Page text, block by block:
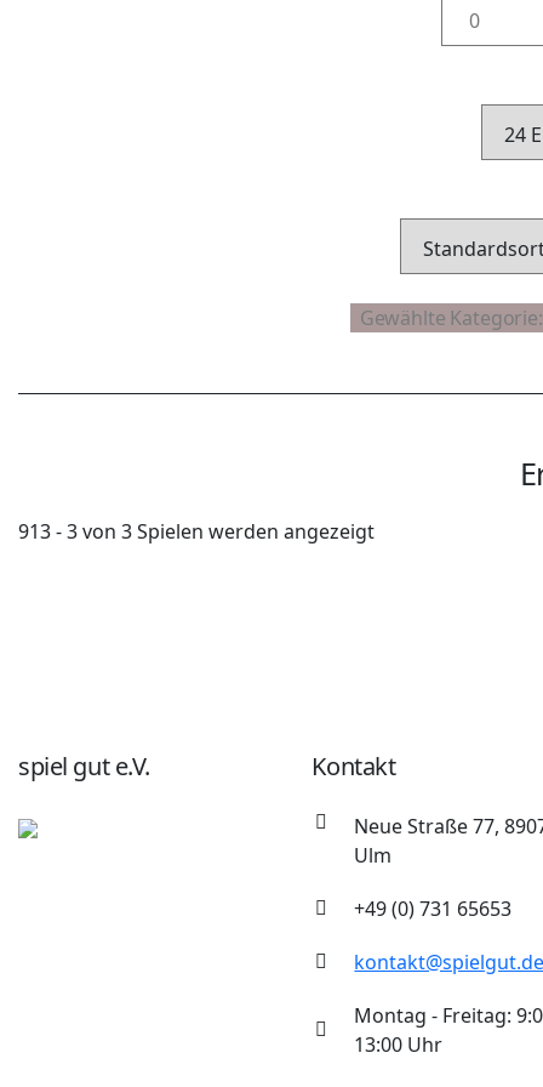
913 - 3 von 3 Spielen werden angezeigt
spiel gut e.V. Kontakt
Neue Straße 77,
Ulm
+49 (0) 731 65653
Montag - Freitag:
13:00 Uhr